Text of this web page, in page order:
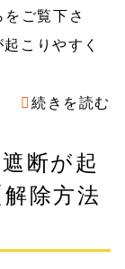
ご覧下さ
こりやすく
続きを読む
断が起
除方法